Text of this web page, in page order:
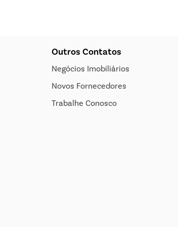
Outros Contatos
Negócios Imobiliários
Novos Fornecedores
Trabalhe Conosco